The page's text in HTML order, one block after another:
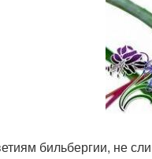
бильбергии, не